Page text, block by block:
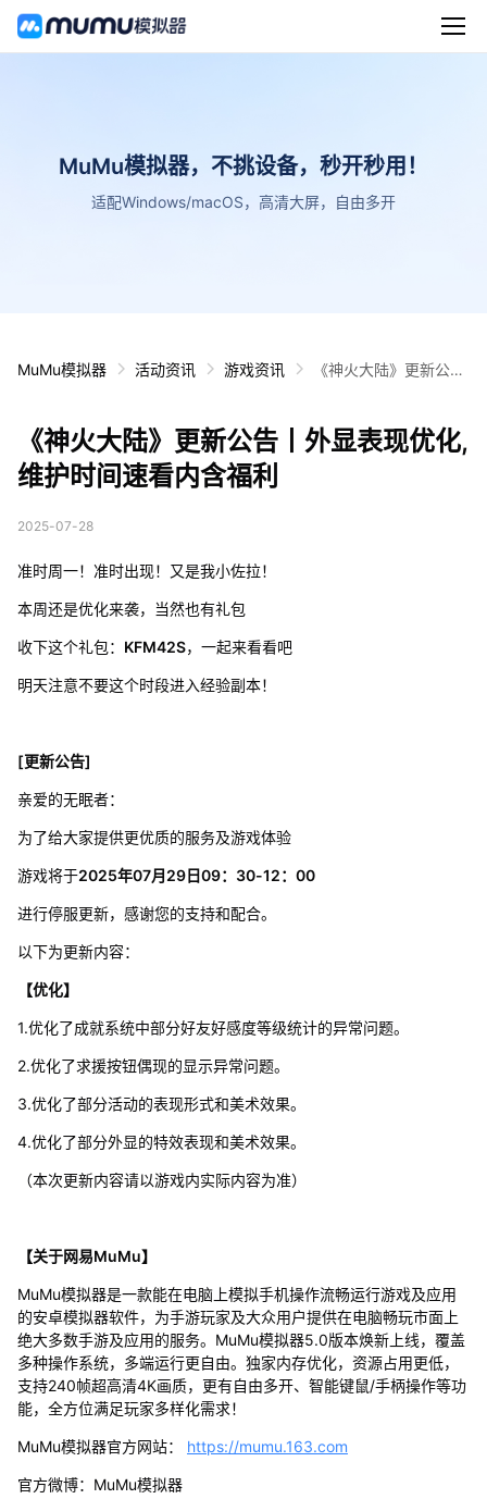
MuMu模拟器，不挑设备，秒开秒用！
适配Windows/macOS，高清大屏，自由多开
MuMu模拟器 活动资讯 游戏资讯
《神火大陆》更新公告
《神火大陆》更新公告丨外显表现优化,
维护时间速看内含福利
2025-07-28
准时周一！准时出现！又是我小佐拉！
本周还是优化来袭，当然也有礼包
收下这个礼包： KFM42S，一起来看看吧
明天注意不要这个时段进入经验副本！
[更新公告]
亲爱的无眠者：
为了给大家提供更优质的服务及游戏体验
游戏将于2025年07月29日09：30-12：00
进行停服更新，感谢您的支持和配合。
以下为更新内容：
【优化】
1.优化了成就系统中部分好友好感度等级统计的异常问题。
2.优化了求援按钮偶现的显示异常问题。
3.优化了部分活动的表现形式和美术效果。
4.优化了部分外显的特效表现和美术效果。
（本次更新内容请以游戏内实际内容为准）
【关于网易MuMu】
MuMu模拟器是一款能在电脑上模拟手机操作流畅运行游戏及应用
的安卓模拟器软件，为手游玩家及大众用户提供在电脑畅玩市面上
绝大多数手游及应用的服务。MuMu模拟器5.0版本焕新上线，覆盖
多种操作系统，多端运行更自由。独家内存优化，资源占用更低，
支持240帧超高清4K画质，更有自由多开、智能键鼠/手柄操作等功
能，全方位满足玩家多样化需求！
MuMu模拟器官方网站： https://mumu.163.com
官方微博：MuMu模拟器